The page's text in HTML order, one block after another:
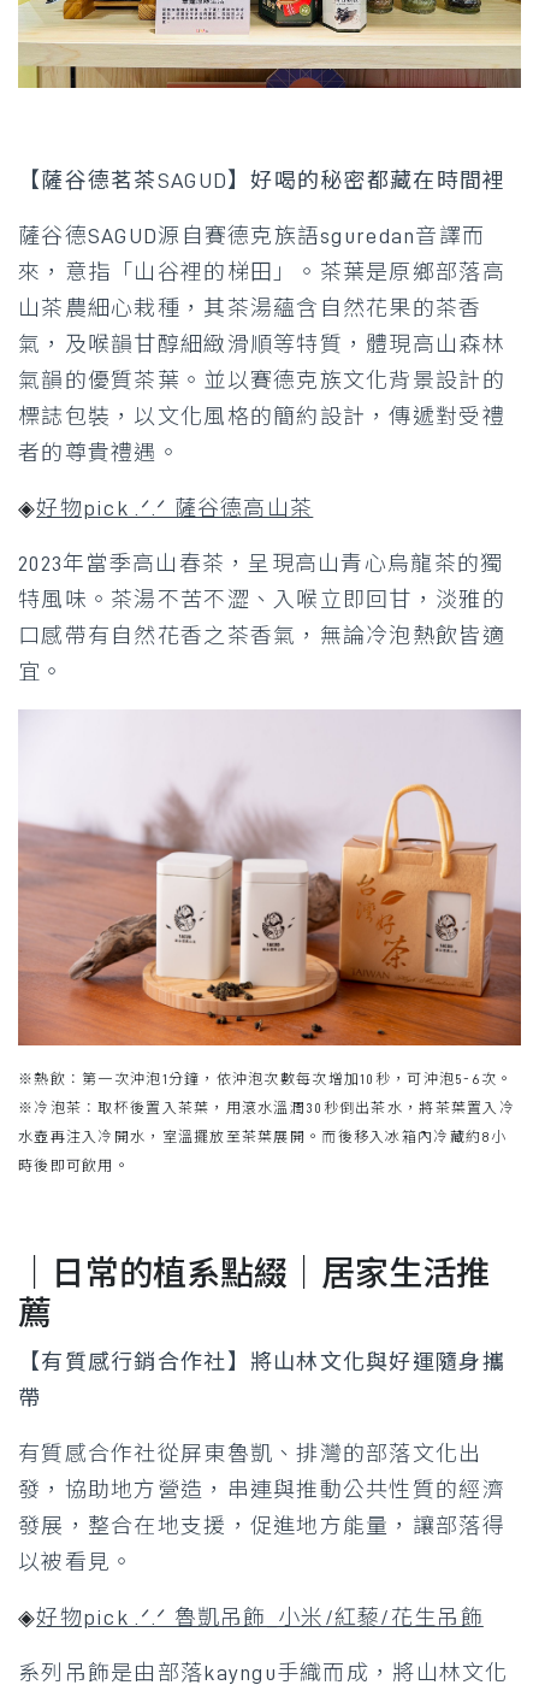
【薩谷德茗茶SAGUD】好喝的秘密都藏在時間裡
薩谷德SAGUD源自賽德克族語sguredan音譯而
來，意指「山谷裡的梯田」。茶葉是原鄉部落高
山茶農細心栽種，其茶湯蘊含自然花果的茶香
氣，及喉韻甘醇細緻滑順等特質，體現高山森林
氣韻的優質茶葉。並以賽德克族文化背景設計的
標誌包裝，以文化風格的簡約設計，傳遞對受禮
者的尊貴禮遇。
◈好物pick .ᐟ.ᐟ 薩谷德高山茶
2023年當季高山春茶，呈現高山青心烏龍茶的獨
特風味。茶湯不苦不澀、入喉立即回甘，淡雅的
口感帶有自然花香之茶香氣，無論冷泡熱飲皆適
宜。
※熱飲：第一次沖泡1分鐘，依沖泡次數每次增加10秒，可沖泡5-6次。
※冷泡茶：取杯後置入茶葉，用滾水溫潤30秒倒出茶水，將茶葉置入冷
水壺再注入冷開水，室溫擺放至茶葉展開。而後移入冰箱內冷藏約8小
時後即可飲用。
｜日常的植系點綴｜居家生活推
薦
【有質感行銷合作社】將山林文化與好運隨身攜
帶
有質感合作社從屏東魯凱、排灣的部落文化出
發，協助地方營造，串連與推動公共性質的經濟
發展，整合在地支援，促進地方能量，讓部落得
以被看見。
◈好物pick .ᐟ.ᐟ 魯凱吊飾_小米/紅藜/花生吊飾
系列吊飾是由部落kayngu手織而成，將山林文化